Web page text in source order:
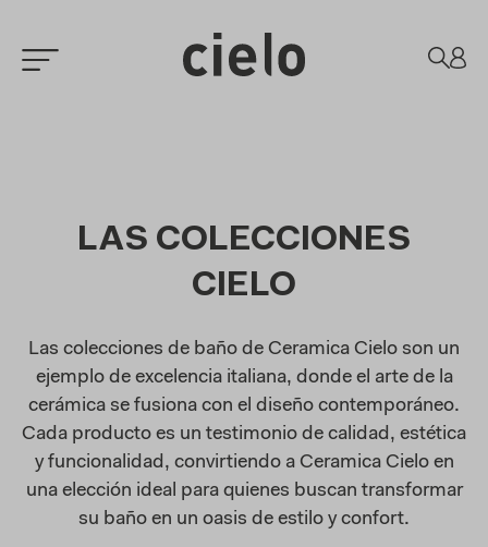
LAS COLECCIONES
CIELO
Las colecciones de baño de Ceramica Cielo son un
ejemplo de excelencia italiana, donde el arte de la
cerámica se fusiona con el diseño contemporáneo.
Cada producto es un testimonio de calidad, estética
y funcionalidad, convirtiendo a Ceramica Cielo en
una elección ideal para quienes buscan transformar
su baño en un oasis de estilo y confort.